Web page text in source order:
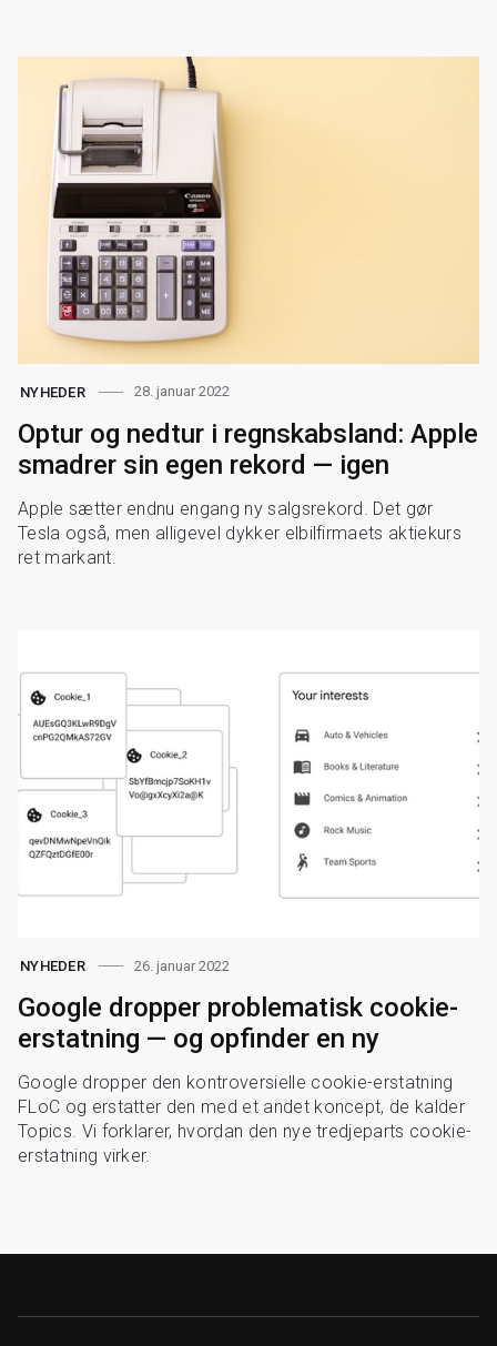
NYHEDER 28. januar 2022
Optur og nedtur i regnskabsland: Apple
smadrer sin egen rekord — igen
Apple sætter endnu engang ny salgsrekord. Det gør
Tesla også, men alligevel dykker elbilfirmaets aktiekurs
ret markant.
NYHEDER 26. januar 2022
Google dropper problematisk cookie-
erstatning — og opfinder en ny
Google dropper den kontroversielle cookie-erstatning
FLoC og erstatter den med et andet koncept, de kalder
Topics. Vi forklarer, hvordan den nye tredjeparts cookie-
erstatning virker.